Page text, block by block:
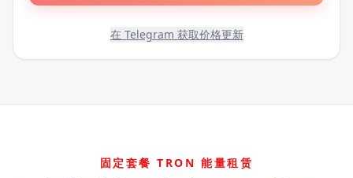
在 Telegram 获取价格更新
固定套餐 TRON 能量租赁